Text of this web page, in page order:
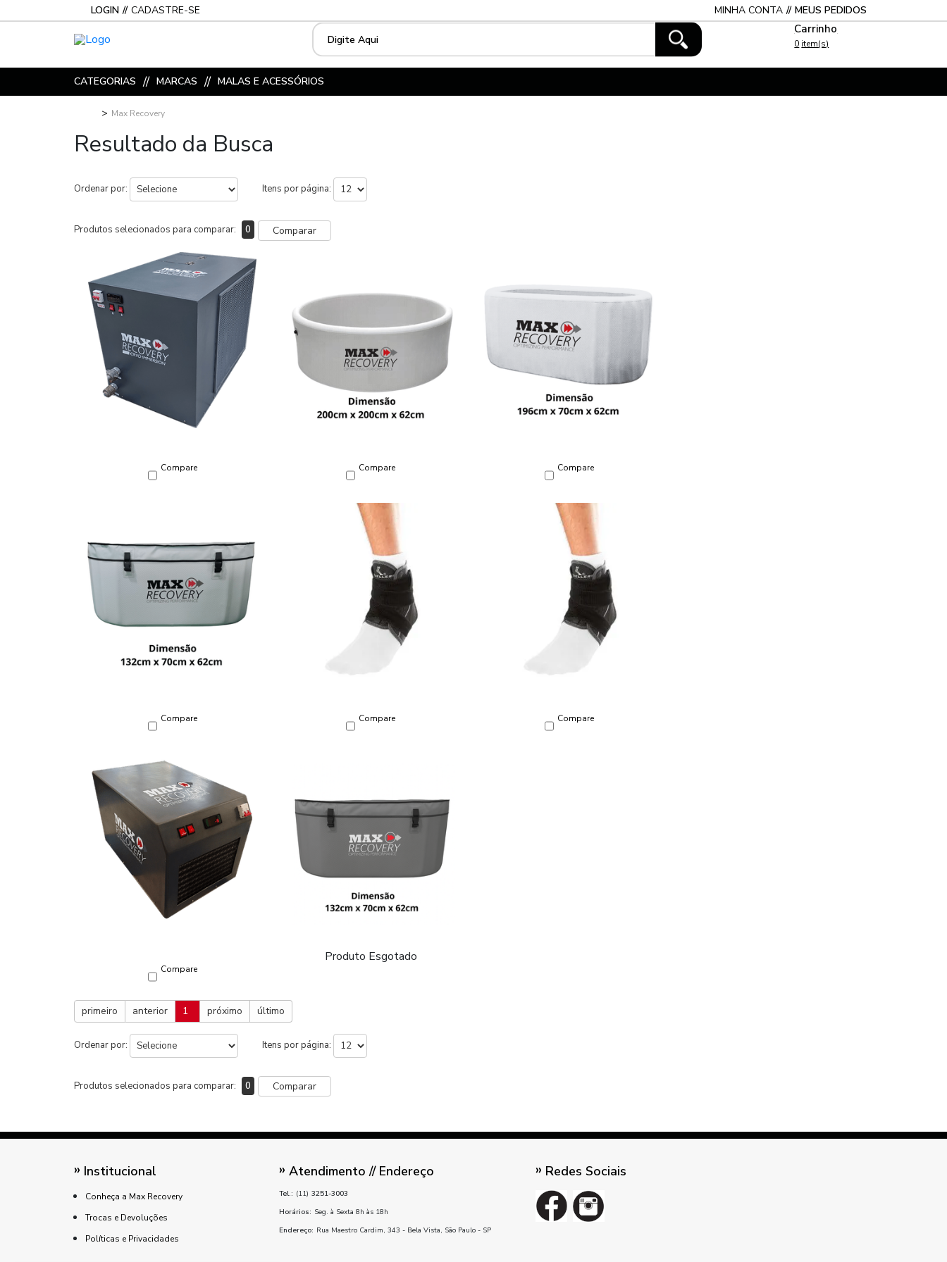
LOGIN CADASTRE-SE MINHA CONTA MEUS PEDIDOS
0
CATEGORIAS MARCAS MALAS E ACESSÓRIOS
Max Recovery
Resultado da Busca
Ordenar por: Itens por página:
Produtos selecionados para comparar: 0 Comparar
Compare Compare Compare
Compare Compare Compare
Compare
Produto Esgotado
primeiro anterior 1 próximo último
Ordenar por: Itens por página:
Produtos selecionados para comparar: 0 Comparar
Institucional
Conheça a Max Recovery
Trocas e Devoluções
Políticas e Privacidades
Atendimento // Endereço
Tel.: (11) 3251-3003
Horários: Seg. à Sexta 8h às 18h
Endereço: Rua Maestro Cardim, 343 - Bela Vista, São Paulo - SP
Redes Sociais